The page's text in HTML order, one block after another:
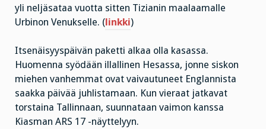
yli neljäsataa vuotta sitten Tizianin maalaamalle
Urbinon Venukselle. (linkki)
Itsenäisyyspäivän paketti alkaa olla kasassa.
Huomenna syödään illallinen Hesassa, jonne siskon
miehen vanhemmat ovat vaivautuneet Englannista
saakka päivää juhlistamaan. Kun vieraat jatkavat
torstaina Tallinnaan, suunnataan vaimon kanssa
Kiasman ARS 17 -näyttelyyn.